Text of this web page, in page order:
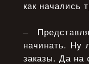
как начались
–
начинать. Ну
заказы. Да на